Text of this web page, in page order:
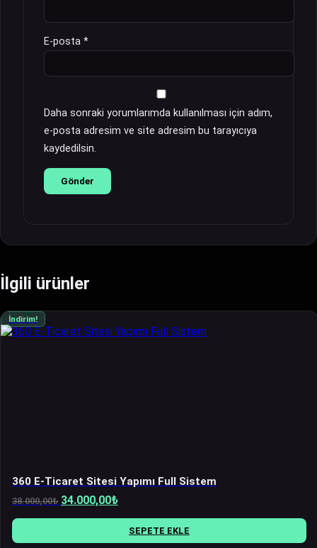
E-posta *
Daha sonraki yorumlarımda kullanılması için adım,
e-posta adresim ve site adresim bu tarayıcıya
kaydedilsin.
İlgili ürünler
İndirim!
360 E-Ticaret Sitesi Yapımı Full Sistem
38.000,00₺ Orijinal
34.000,00₺Şu
fiyat:
34.000,00₺.
SEPETE EKLE